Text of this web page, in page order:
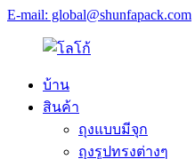
E-mail: global@shunfapack.com
บ้าน
สินค้า
ถุงแบบมีจุก
ถุงรูปทรงต่างๆ